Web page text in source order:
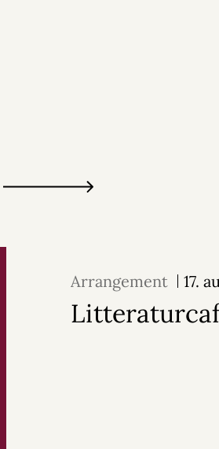
Arrangement 17.